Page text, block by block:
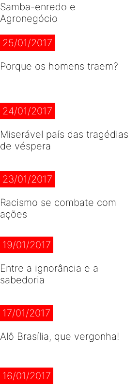
Samba-enredo e
Agronegócio
25/01/2017
Porque os homens traem?
24/01/2017
Miserável país das tragédias
de véspera
23/01/2017
Racismo se combate com
ações
19/01/2017
Entre a ignorância e a
sabedoria
17/01/2017
Alô Brasília, que vergonha!
16/01/2017